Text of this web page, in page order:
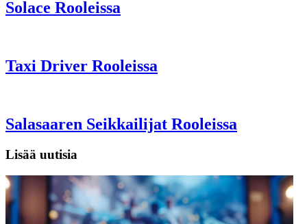
Solace Rooleissa
Taxi Driver Rooleissa
Salasaaren Seikkailijat Rooleissa
Lisää uutisia